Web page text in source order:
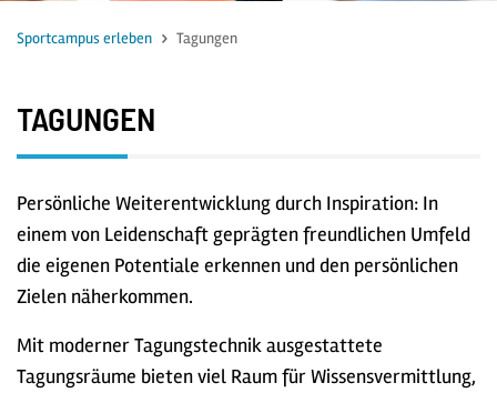
Sportcampus erleben Tagungen
TAGUNGEN
Persönliche Weiterentwicklung durch Inspiration: In
einem von Leidenschaft geprägten freundlichen Umfeld
die eigenen Potentiale erkennen und den persönlichen
Zielen näherkommen.
Mit moderner Tagungstechnik ausgestattete
Tagungsräume bieten viel Raum für Wissensvermittlung,